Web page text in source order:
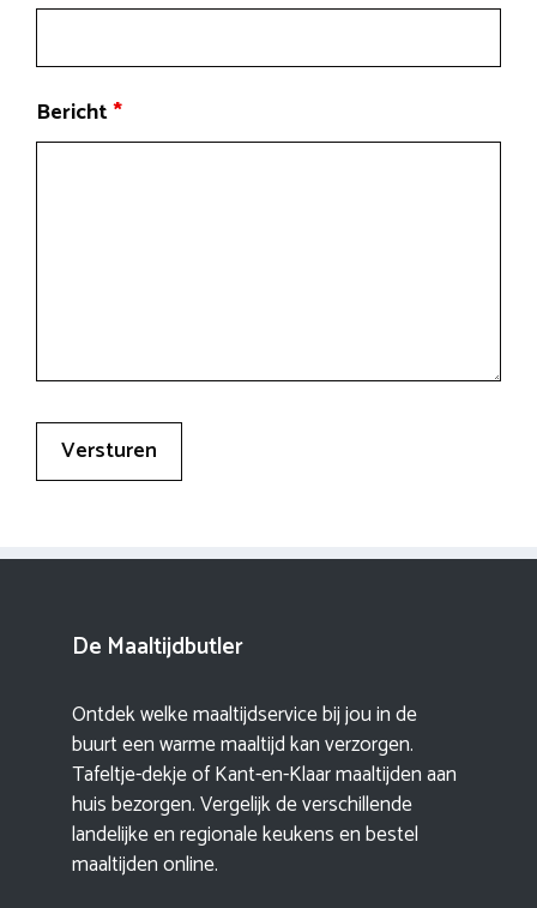
Bericht*
De Maaltijdbutler
Ontdek welke maaltijdservice bij jou in de
buurt een warme maaltijd kan verzorgen.
Tafeltje-dekje of Kant-en-Klaar maaltijden aan
huis bezorgen. Vergelijk de verschillende
landelijke en regionale keukens en bestel
maaltijden online.